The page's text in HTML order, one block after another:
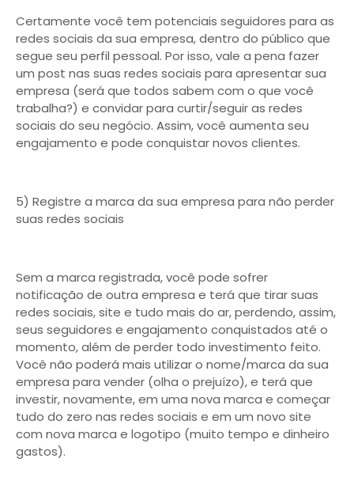
Certamente você tem potenciais seguidores para as
redes sociais da sua empresa, dentro do público que
segue seu perfil pessoal. Por isso, vale a pena fazer
um post nas suas redes sociais para apresentar sua
empresa (será que todos sabem com o que você
trabalha?) e convidar para curtir/seguir as redes
sociais do seu negócio. Assim, você aumenta seu
engajamento e pode conquistar novos clientes.
5) Registre a marca da sua empresa para não perder
suas redes sociais
Sem a marca registrada, você pode sofrer
notificação de outra empresa e terá que tirar suas
redes sociais, site e tudo mais do ar, perdendo, assim,
seus seguidores e engajamento conquistados até o
momento, além de perder todo investimento feito.
Você não poderá mais utilizar o nome/marca da sua
empresa para vender (olha o prejuízo), e terá que
investir, novamente, em uma nova marca e começar
tudo do zero nas redes sociais e em um novo site
com nova marca e logotipo (muito tempo e dinheiro
gastos).